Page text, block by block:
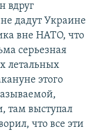
вдруг
дадут Украине
вне НАТО, что
серьезная
летальных
этого
там выступал
что все эти